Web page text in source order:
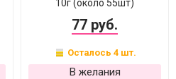
10г (около 55шт)
77 руб.
Осталось 4 шт.
В желания